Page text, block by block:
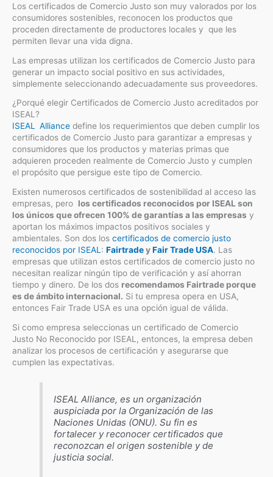
Los certificados de Comercio Justo son muy valorados por los
consumidores sostenibles, reconocen los productos que
proceden directamente de productores locales y que les
permiten llevar una vida digna.
Las empresas utilizan los certificados de Comercio Justo para
generar un impacto social positivo en sus actividades,
simplemente seleccionando adecuadamente sus proveedores.
¿Porqué elegir Certificados de Comercio Justo acreditados por
ISEAL?
ISEAL Alliance define los requerimientos que deben cumplir los
certificados de Comercio Justo para garantizar a empresas y
consumidores que los productos y materias primas que
adquieren proceden realmente de Comercio Justo y cumplen
el propósito que persigue este tipo de Comercio.
Existen numerosos certificados de sostenibilidad al acceso las
empresas, pero los certificados reconocidos por ISEAL son
los únicos que ofrecen 100% de garantías a las empresas y
aportan los máximos impactos positivos sociales y
ambientales. Son dos los certificados de comercio justo
reconocidos por ISEAL: FairtradeyFair Trade USA. Las
empresas que utilizan estos certificados de comercio justo no
necesitan realizar ningún tipo de verificación y así ahorran
tiempo y dinero. De los dos recomendamos Fairtrade porque
es de ámbito internacional. Si tu empresa opera en USA,
entonces Fair Trade USA es una opción igual de válida.
Si como empresa seleccionas un certificado de Comercio
Justo No Reconocido por ISEAL, entonces, la empresa deben
analizar los procesos de certificación y asegurarse que
cumplen las expectativas.
ISEAL Alliance,es un organización
auspiciada por la Organización de las
Naciones Unidas (ONU). Su fin es
fortalecer y reconocer certificados que
reconozcan el origen sostenible y de
justicia social.